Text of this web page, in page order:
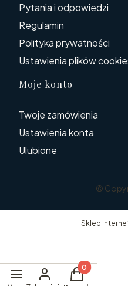
Pytania i odpowiedzi
Regulamin
Polityka prywatności
Ustawienia plików
Moje konto
Twoje zamówienia
Ustawienia konta
Ulubione
©
Sklep
Produkty w